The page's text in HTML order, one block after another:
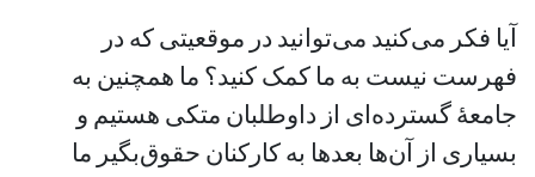
آیا فکر می‌کنید می‌توانید در موقعیتی که در
فهرست نیست به ما کمک کنید؟ ما همچنین به
جامعهٔ گسترده‌ای از داوطلبان متکی هستیم و
بسیاری از آن‌ها بعدها به کارکنان حقوق‌بگیر ما